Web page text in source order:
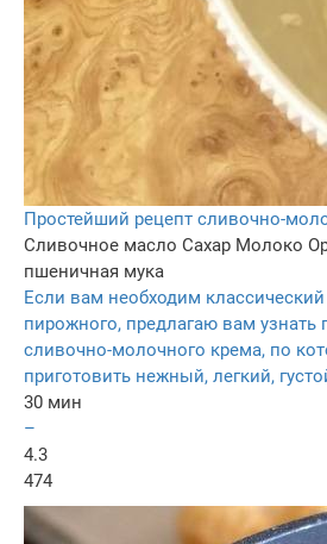
Простейший рецепт сливочно-
Сливочное масло Сахар Молоко
пшеничная мука
Если вам необходим
пирожного, предлагаю вам узнать
сливочно-молочного крема, по
приготовить нежный, легкий,
30 мин
–
4.3
474